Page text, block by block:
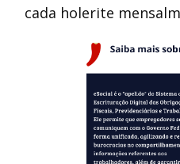
cada holerite